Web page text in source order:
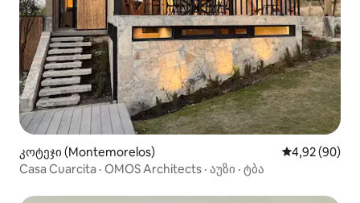
კოტეჯი (Montemorelos) საშუალო
4,92 (90)
Casa Cuarcita · OMOS Architects · აუზი · ტბა